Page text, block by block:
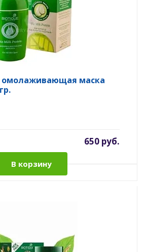
омолаживающая маска
650 руб.
В корзину